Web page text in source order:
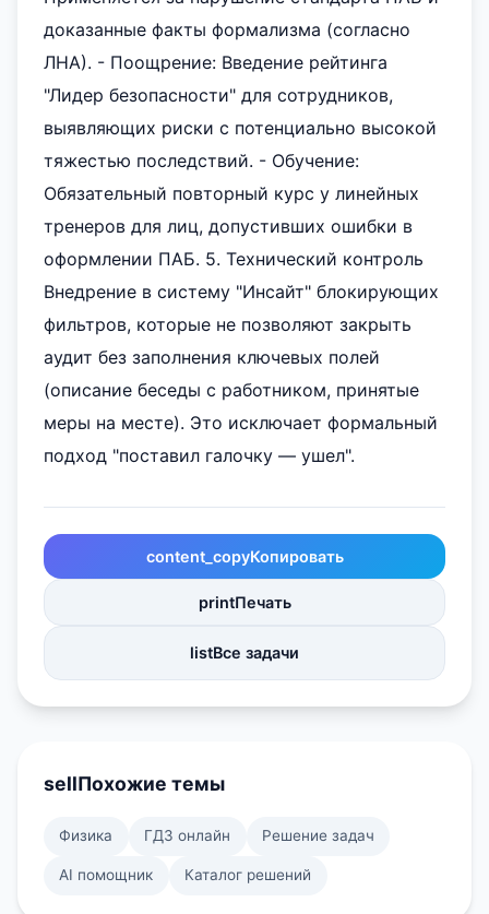
доказанные факты формализма (согласно
ЛНА). - Поощрение: Введение рейтинга
"Лидер безопасности" для сотрудников,
выявляющих риски с потенциально высокой
тяжестью последствий. - Обучение:
Обязательный повторный курс у линейных
тренеров для лиц, допустивших ошибки в
оформлении ПАБ. 5. Технический контроль
Внедрение в систему "Инсайт" блокирующих
фильтров, которые не позволяют закрыть
аудит без заполнения ключевых полей
(описание беседы с работником, принятые
меры на месте). Это исключает формальный
подход "поставил галочку — ушел".
content_copyКопировать
printПечать
listВсе задачи
sellПохожие темы
Физика ГДЗ онлайн Решение задач
AI помощник Каталог решений